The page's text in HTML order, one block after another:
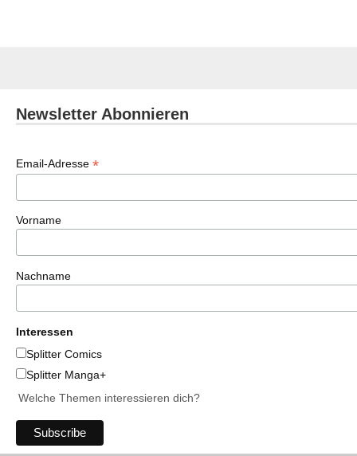
Newsletter Abonnieren
Email-Adresse *
Vorname
Nachname
Interessen
Splitter Comics
Splitter Manga+
Welche Themen interessieren dich?